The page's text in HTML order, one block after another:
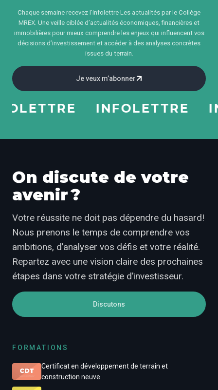
Chaque semaine recevez l'infolettre Les actualités par le Collège
MREX. Une veille ciblée d’actualités économiques, financières et
immobilières pour mieux comprendre les enjeux qui influencent vos
décisions d’investissement et accéder à des analyses concrètes
issues du terrain.
Je veux m’abonner
INFOLETTRE
On discute de votre
avenir ?
Votre réussite ne doit pas dépendre du hasard!
Nous prenons le temps de comprendre vos
ambitions, d’analyser vos défis et votre réalité.
Repartez avec une vision claire des prochaines
étapes dans votre stratégie d’investisseur.
Discutons
FORMATIONS
Certificat en développement de terrain et
construction neuve